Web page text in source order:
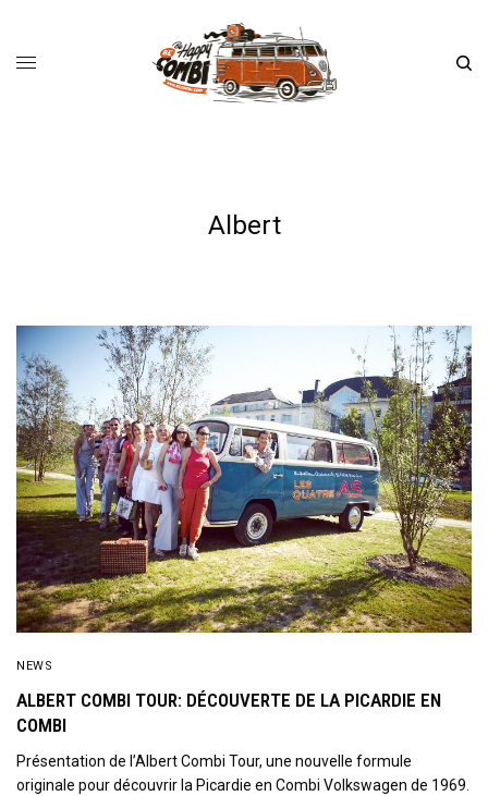
Albert
NEWS
ALBERT COMBI TOUR: DÉCOUVERTE DE LA PICARDIE EN
COMBI
Présentation de l’Albert Combi Tour, une nouvelle formule
originale pour découvrir la Picardie en Combi Volkswagen de 1969.